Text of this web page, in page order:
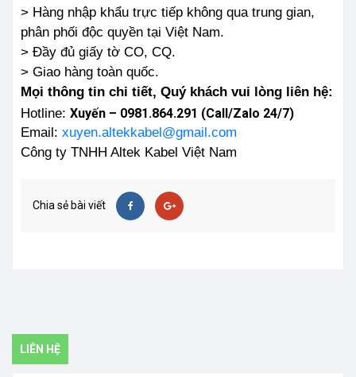
> Hàng nhập khẩu trực tiếp không qua trung gian,
phân phối độc quyền tại Việt Nam.
> Đầy đủ giấy tờ CO, CQ.
> Giao hàng toàn quốc.
Mọi thông tin chi tiết, Quý khách vui lòng liên hệ:
Hotline: Xuyến – 0981.864.291 (Call/Zalo 24/7)
Email: xuyen.altekkabel@gmail.com
Công ty TNHH Altek Kabel Việt Nam
Chia sẻ bài viết
LIÊN HỆ